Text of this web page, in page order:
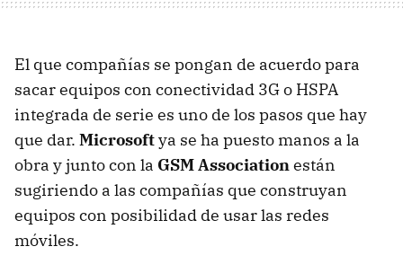
El que compañías se pongan de acuerdo para
sacar equipos con conectividad 3G o HSPA
integrada de serie es uno de los pasos que hay
que dar. Microsoftya se ha puesto manos a la
obra y junto con la GSM Associationestán
sugiriendo a las compañías que construyan
equipos con posibilidad de usar las redes
móviles.